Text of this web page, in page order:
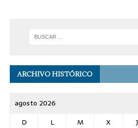
ARCHIVO HISTÓRICO
agosto 2026
D
L M X J